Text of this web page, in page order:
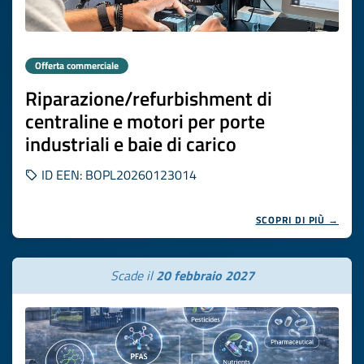
Offerta commerciale
Riparazione/refurbishment di
centraline e motori per porte
industriali e baie di carico
ID EEN: BOPL20260123014
SCOPRI DI PIÙ →
Scade il20 febbraio 2027